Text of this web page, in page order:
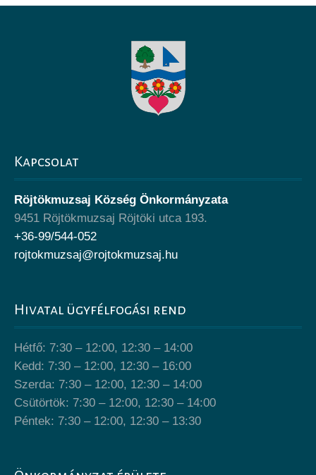
Kapcsolat
Röjtökmuzsaj Község Önkormányzata
9451 Röjtökmuzsaj Röjtöki utca 193.
+36-99/544-052
rojtokmuzsaj@rojtokmuzsaj.hu
Hivatal ügyfélfogási rend
Hétfő: 7:30 – 12:00, 12:30 – 14:00
Kedd: 7:30 – 12:00, 12:30 – 16:00
Szerda: 7:30 – 12:00, 12:30 – 14:00
Csütörtök: 7:30 – 12:00, 12:30 – 14:00
Péntek: 7:30 – 12:00, 12:30 – 13:30